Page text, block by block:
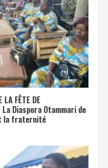
LA FÊTE DE
: La Diaspora Otammari de
la fraternité